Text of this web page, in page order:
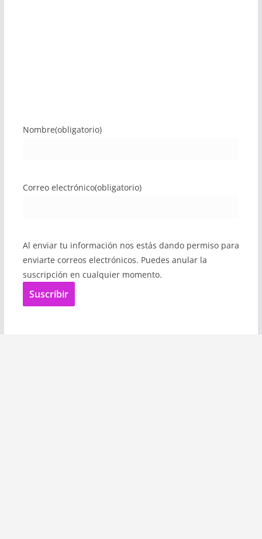
Nombre(obligatorio)
Correo electrónico(obligatorio)
Al enviar tu información nos estás dando permiso para
enviarte correos electrónicos. Puedes anular la
suscripción en cualquier momento.
Suscribir